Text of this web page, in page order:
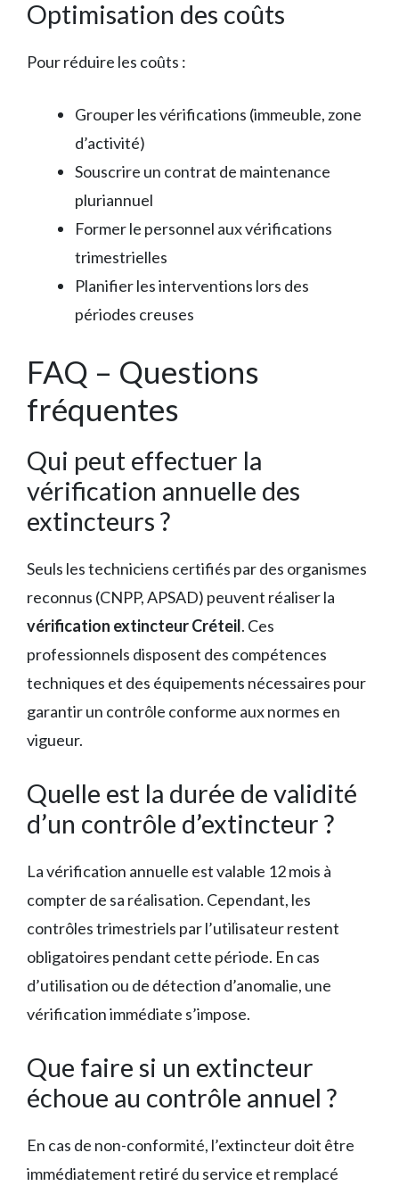
Optimisation des coûts
Pour réduire les coûts :
Grouper les vérifications (immeuble, zone
d’activité)
Souscrire un contrat de maintenance
pluriannuel
Former le personnel aux vérifications
trimestrielles
Planifier les interventions lors des
périodes creuses
FAQ – Questions
fréquentes
Qui peut effectuer la
vérification annuelle des
extincteurs ?
Seuls les techniciens certifiés par des organismes
reconnus (CNPP, APSAD) peuvent réaliser la
vérification extincteur Créteil. Ces
professionnels disposent des compétences
techniques et des équipements nécessaires pour
garantir un contrôle conforme aux normes en
vigueur.
Quelle est la durée de validité
d’un contrôle d’extincteur ?
La vérification annuelle est valable 12 mois à
compter de sa réalisation. Cependant, les
contrôles trimestriels par l’utilisateur restent
obligatoires pendant cette période. En cas
d’utilisation ou de détection d’anomalie, une
vérification immédiate s’impose.
Que faire si un extincteur
échoue au contrôle annuel ?
En cas de non-conformité, l’extincteur doit être
immédiatement retiré du service et remplacé